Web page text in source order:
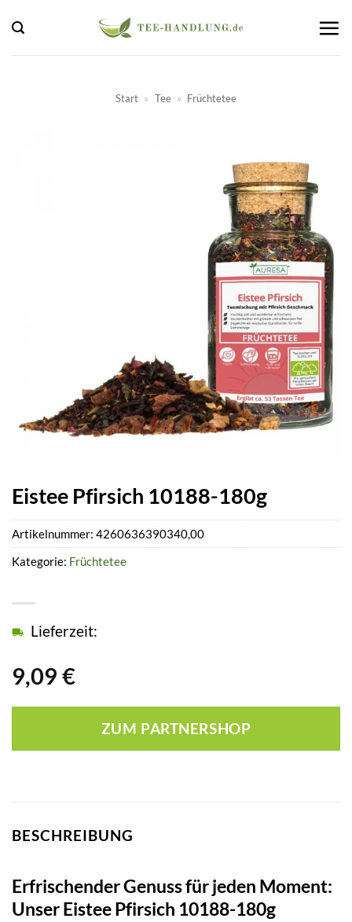
Inhalt
springen
Start » Tee » Früchtetee
Eistee Pfirsich 10188-180g
9,09 €
Lieferzeit:
ZUM PARTNERSHOP
Artikelnummer: 4260636390340,00
Kategorie: Früchtetee
BESCHREIBUNG
Erfrischender Genuss für jeden Moment:
Unser Eistee Pfirsich 10188-180g